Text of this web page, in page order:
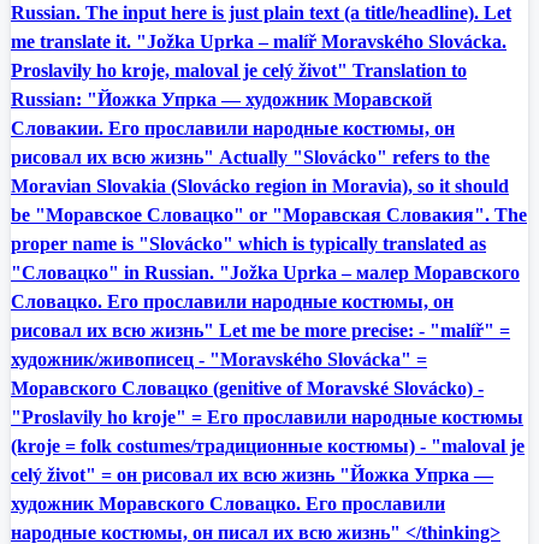
Russian. The input here is just plain text (a title/headline). Let
me translate it. "Jožka Uprka – malíř Moravského Slovácka.
Proslavily ho kroje, maloval je celý život" Translation to
Russian: "Йожка Упрка — художник Моравской
Словакии. Его прославили народные костюмы, он
рисовал их всю жизнь" Actually "Slovácko" refers to the
Moravian Slovakia (Slovácko region in Moravia), so it should
be "Моравское Словацко" or "Моравская Словакия". The
proper name is "Slovácko" which is typically translated as
"Словацко" in Russian. "Jožka Uprka – малер Моравского
Словацко. Его прославили народные костюмы, он
рисовал их всю жизнь" Let me be more precise: - "malíř" =
художник/живописец - "Moravského Slovácka" =
Моравского Словацко (genitive of Moravské Slovácko) -
"Proslavily ho kroje" = Его прославили народные костюмы
(kroje = folk costumes/традиционные костюмы) - "maloval je
celý život" = он рисовал их всю жизнь "Йожка Упрка —
художник Моравского Словацко. Его прославили
народные костюмы, он писал их всю жизнь" </thinking>